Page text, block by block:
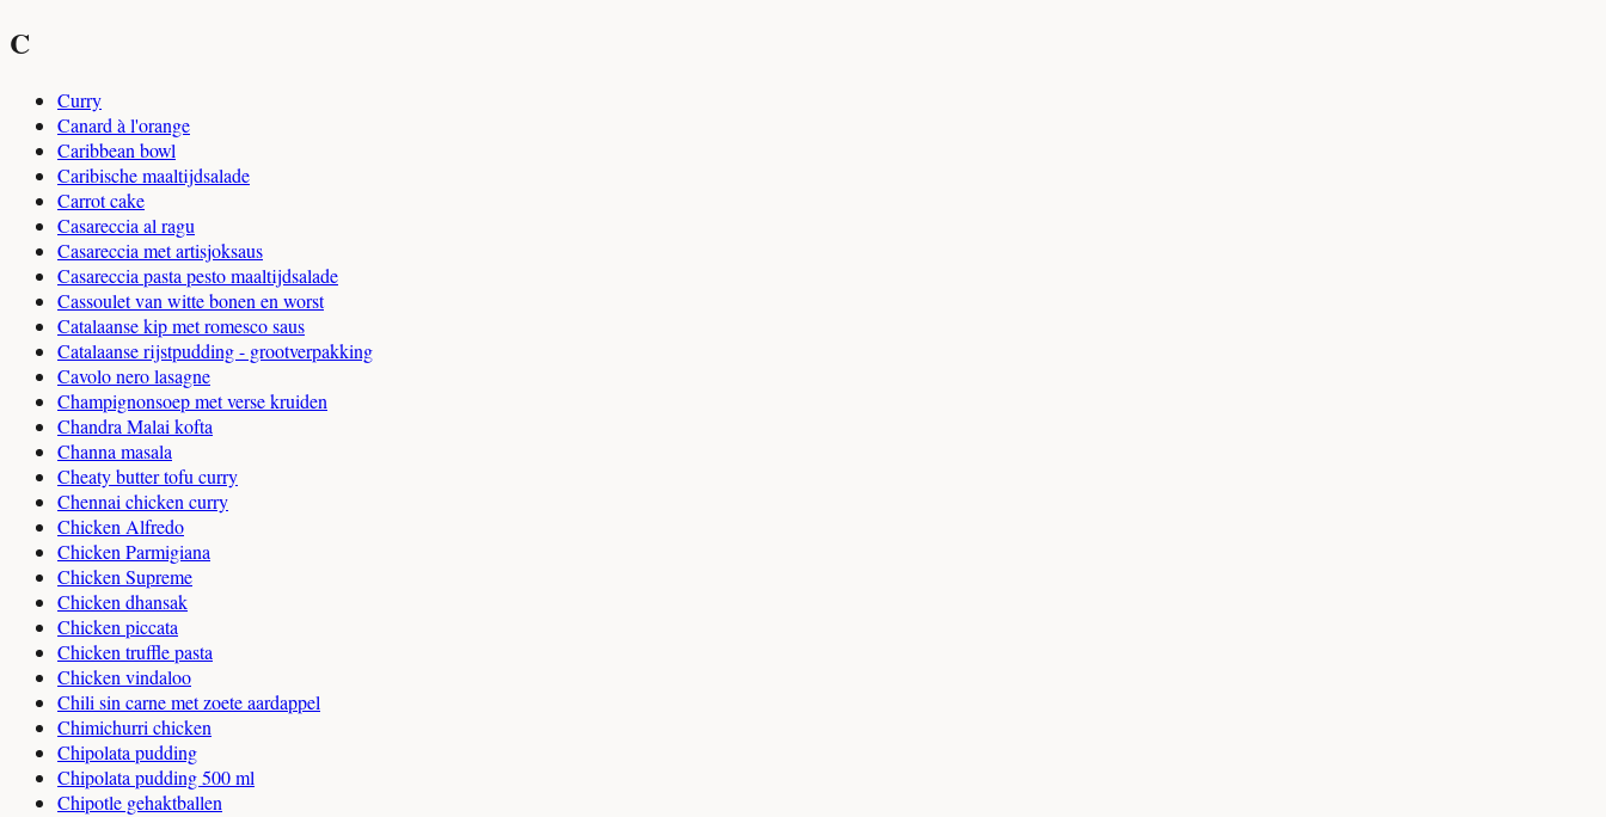
C
Curry
Canard à l'orange
Caribbean bowl
Caribische maaltijdsalade
Carrot cake
Casareccia al ragu
Casareccia met artisjoksaus
Casareccia pasta pesto maaltijdsalade
Cassoulet van witte bonen en worst
Catalaanse kip met romesco saus
Catalaanse rijstpudding - grootverpakking
Cavolo nero lasagne
Champignonsoep met verse kruiden
Chandra Malai kofta
Channa masala
Cheaty butter tofu curry
Chennai chicken curry
Chicken Alfredo
Chicken Parmigiana
Chicken Supreme
Chicken dhansak
Chicken piccata
Chicken truffle pasta
Chicken vindaloo
Chili sin carne met zoete aardappel
Chimichurri chicken
Chipolata pudding
Chipolata pudding 500 ml
Chipotle gehaktballen